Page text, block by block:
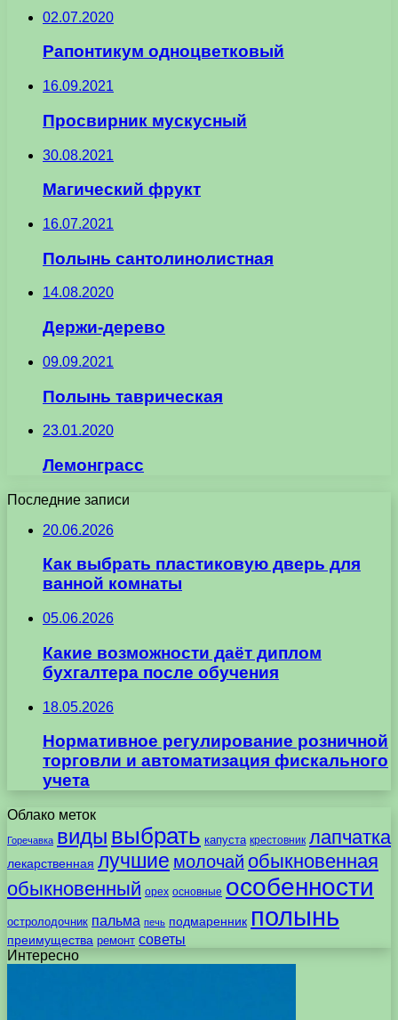
02.07.2020
Рапонтикум одноцветковый
16.09.2021
Просвирник мускусный
30.08.2021
Магический фрукт
16.07.2021
Полынь сантолинолистная
14.08.2020
Держи-дерево
09.09.2021
Полынь таврическая
23.01.2020
Лемонграсс
Последние записи
20.06.2026
Как выбрать пластиковую дверь для
ванной комнаты
05.06.2026
Какие возможности даёт диплом
бухгалтера после обучения
18.05.2026
Нормативное регулирование розничной
торговли и автоматизация фискального
учета
Облако меток
Горечавка виды выбрать капуста крестовник лапчатка
лекарственная лучшие молочай обыкновенная
обыкновенный орех основные особенности
остролодочник пальма печь подмаренник полынь
преимущества ремонт советы
Интересно